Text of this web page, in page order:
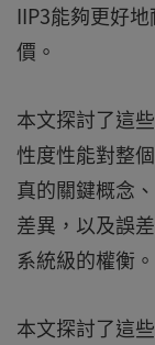
IIP3能夠更好
價。
本文探討了這
性度性能對整
真的關鍵概念
差異，以及誤
系統級的權衡。
本文探討了這